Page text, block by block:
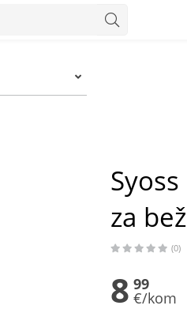
za
(0)
8 99
€/kom